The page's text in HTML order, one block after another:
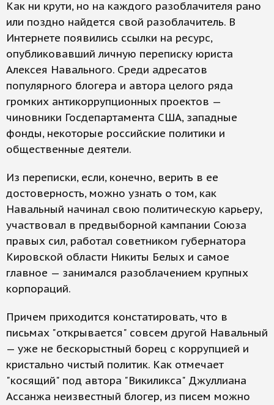
Как ни крути, но на каждого разоблачителя рано
или поздно найдется свой разоблачитель. В
Интернете появились ссылки на ресурс,
опубликовавший личную переписку юриста
Алексея Навального. Среди адресатов
популярного блогера и автора целого ряда
громких антикоррупционных проектов —
чиновники Госдепартамента США, западные
фонды, некоторые российские политики и
общественные деятели.
Из переписки, если, конечно, верить в ее
достоверность, можно узнать о том, как
Навальный начинал свою политическую карьеру,
участвовал в предвыборной кампании Союза
правых сил, работал советником губернатора
Кировской области Никиты Белых и самое
главное — занимался разоблачением крупных
корпораций.
Причем приходится констатировать, что в
письмах "открывается" совсем другой Навальный
— уже не бескорыстный борец с коррупцией и
кристально чистый политик. Как отмечает
"косящий" под автора "Викиликса" Джуллиана
Ассанжа неизвестный блогер, из писем можно